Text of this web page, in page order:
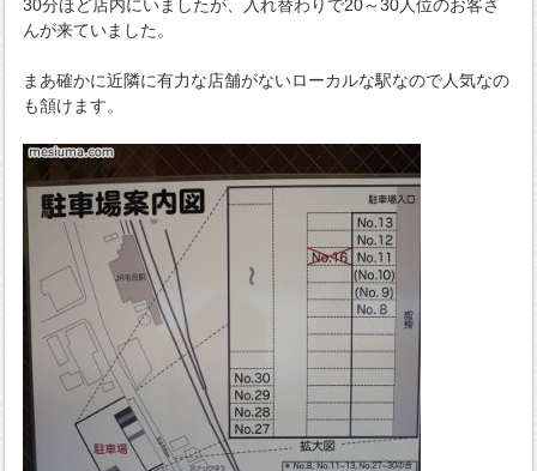
30分ほど店内にいましたが、入れ替わりで20～30人位のお客さ
んが来ていました。
まあ確かに近隣に有力な店舗がないローカルな駅なので人気なの
も頷けます。